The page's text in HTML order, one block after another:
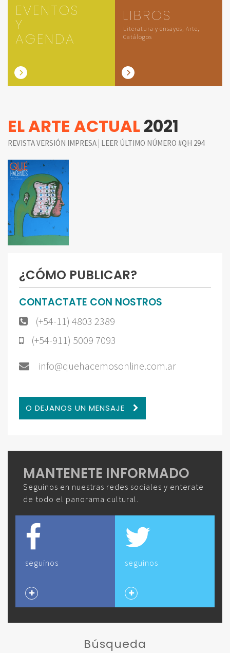
EVENTOS
Y
AGENDA
LIBROS
Literatura y ensayos, Arte,
Catálogos
EL ARTE ACTUAL2021
REVISTA VERSIÓN IMPRESA | LEER ÚLTIMO NÚMERO #QH 294
¿CÓMO PUBLICAR?
CONTACTATE CON NOSTROS
(+54-11) 4803 2389
(+54-911) 5009 7093
info@quehacemosonline.com.ar
O DEJANOS UN MENSAJE
MANTENETE INFORMADO
Seguinos en nuestras redes sociales y enterate
de todo el panorama cultural.
seguinos seguinos
Búsqueda